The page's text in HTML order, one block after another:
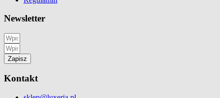
Newsletter
Zapisz
Kontakt